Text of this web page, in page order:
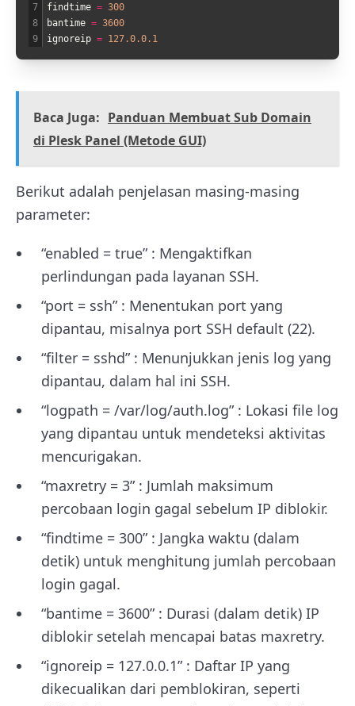
7
8
9
findtime = 300
bantime = 3600
ignoreip = 127.0.0.1
Baca Juga: Panduan Membuat Sub Domain
di Plesk Panel (Metode GUI)
Berikut adalah penjelasan masing-masing
parameter:
“enabled = true” : Mengaktifkan
perlindungan pada layanan SSH.
“port = ssh” : Menentukan port yang
dipantau, misalnya port SSH default (22).
“filter = sshd” : Menunjukkan jenis log yang
dipantau, dalam hal ini SSH.
“logpath = /var/log/auth.log” : Lokasi file log
yang dipantau untuk mendeteksi aktivitas
mencurigakan.
“maxretry = 3” : Jumlah maksimum
percobaan login gagal sebelum IP diblokir.
“findtime = 300” : Jangka waktu (dalam
detik) untuk menghitung jumlah percobaan
login gagal.
“bantime = 3600” : Durasi (dalam detik) IP
diblokir setelah mencapai batas maxretry.
“ignoreip = 127.0.0.1” : Daftar IP yang
dikecualikan dari pemblokiran, seperti